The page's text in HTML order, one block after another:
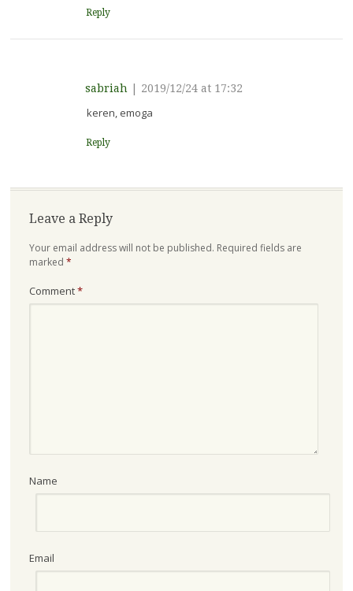
Reply
sabriah 2019/12/24 at 17:32
keren, emoga
Reply
Leave a Reply
Your email address will not be published. Required fields are
marked *
Comment*
Name
Email